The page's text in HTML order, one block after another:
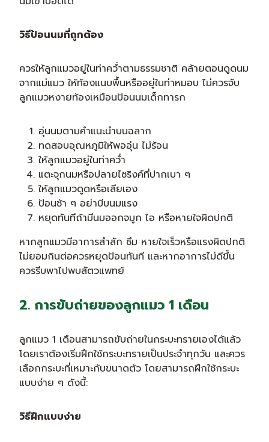
วิธีป้อนนมที่ถูกต้อง
ควรให้ลูกแมวอยู่ในท่าคว่ำตามธรรมชาติ คล้ายตอนดูดนม
จากแม่แมว ให้ท้องแนบพื้นหรืออยู่ในท่าหมอบ ไม่ควรจับ
ลูกแมวหงายท้องเหมือนป้อนนมเด็กทารก
อุ่นนมตามคำแนะนำบนฉลาก
ทดสอบอุณหภูมิให้พออุ่น ไม่ร้อน
ให้ลูกแมวอยู่ในท่าคว่ำ
แตะจุกนมหรือปลายไซริงค์ที่ปากเบา ๆ
ให้ลูกแมวดูดหรือเลียเอง
ป้อนช้า ๆ อย่าบีบนมแรง
หยุดทันทีถ้ามีนมออกจมูก ไอ หรือหายใจผิดปกติ
หากลูกแมวมีอาการสำลัก ซึม หายใจเร็วหรือแรงผิดปกติ
ไม่ยอมกินต่อควรหยุดป้อนทันที และหากอาการไม่ดีขึ้น
ควรรีบพาไปพบสัตวแพทย์
2. การขับถ่ายของลูกแมว 1 เดือน
ลูกแมว 1 เดือนสามารถขับถ่ายในกระบะทรายเองได้แล้ว
โดยเราต้องเริ่มฝึกใช้กระบะทรายเป็นประจำทุกวัน และควร
เลือกกระบะที่เหมาะกับขนาดตัว โดยสามารถฝึกใช้กระบะ
แบบง่าย ๆ ดังนี้:
วิธีฝึกแบบง่าย